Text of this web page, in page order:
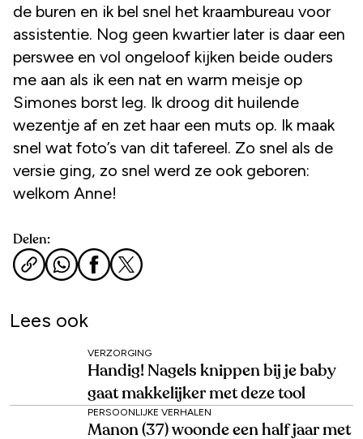
de buren en ik bel snel het kraambureau voor
assistentie. Nog geen kwartier later is daar een
perswee en vol ongeloof kijken beide ouders
me aan als ik een nat en warm meisje op
Simones borst leg. Ik droog dit huilende
wezentje af en zet haar een muts op. Ik maak
snel wat foto’s van dit tafereel. Zo snel als de
versie ging, zo snel werd ze ook geboren:
welkom Anne!
Delen:
Lees ook
VERZORGING
Handig! Nagels knippen bij je baby
gaat makkelijker met deze tool
PERSOONLIJKE VERHALEN
Manon (37) woonde een half jaar met